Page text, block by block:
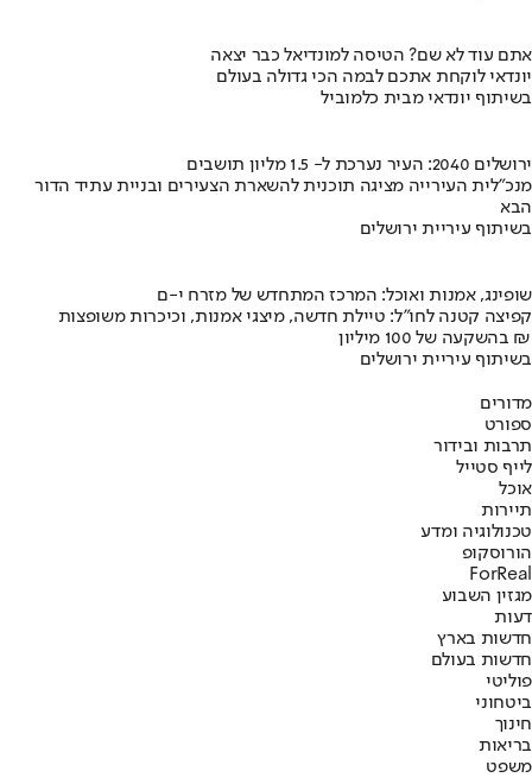
אתם עוד לא שם? הטיסה למונדיאל כבר יצאה
יונדאי לוקחת אתכם לבמה הכי גדולה בעולם
בשיתוף יונדאי מבית כלמוביל
ירושלים 2040: העיר נערכת ל- 1.5 מליון תושבים
מנכ"לית העירייה מציגה תוכנית להשארת הצעירים ובניית עתיד הדור
הבא
בשיתוף עיריית ירושלים
שופינג, אמנות ואוכל: המרכז המתחדש של מזרח י-ם
קפיצה קטנה לחו"ל: טיילת חדשה, מיצגי אמנות, וכיכרות משופצות
בהשקעה של 100 מיליון ₪
בשיתוף עיריית ירושלים
מדורים
ספורט
תרבות ובידור
לייף סטייל
אוכל
תיירות
טכנולוגיה ומדע
הורוסקופ
ForReal
מגזין השבוע
דעות
חדשות בארץ
חדשות בעולם
פוליטי
ביטחוני
חינוך
בריאות
משפט